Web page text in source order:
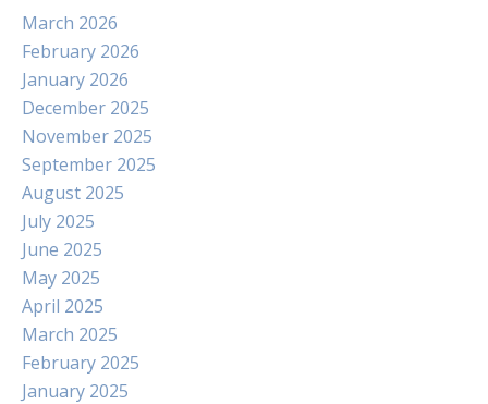
March 2026
February 2026
January 2026
December 2025
November 2025
September 2025
August 2025
July 2025
June 2025
May 2025
April 2025
March 2025
February 2025
January 2025